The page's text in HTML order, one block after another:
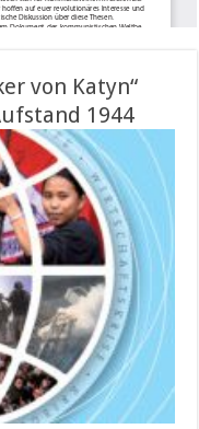
von Katyn“
1944